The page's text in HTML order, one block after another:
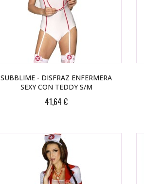
SUBBLIME - DISFRAZ ENFERMERA
SEXY CON TEDDY S/M
41,64 €